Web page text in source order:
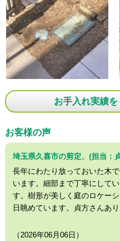
お手入れ実績
お客様の声
埼玉県久喜市の剪定、(担当：
長年にわたり放っておいた木
います。細部まで丁寧にして
す。樹形が美しく庭のロケー
日眺めています。貞方さんあ
（2026年06月06日）